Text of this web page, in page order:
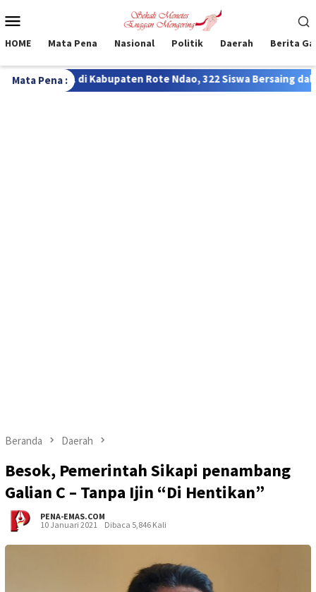
ke
Mobile
HOME Mata Pena Nasional Politik Daerah Berita
Mata Pena :
Rote Ndao, 322 Siswa Bersaing dalam Lomba FTBI Bahasa
Beranda Daerah
Besok, Pemerintah Sikapi penambang
Galian C – Tanpa Ijin “Di Hentikan”
PENA-EMAS.COM
10 Januari 2021
Dibaca 5,846 Kali